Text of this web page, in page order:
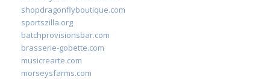
shopdragonflyboutique.com
sportszilla.org
batchprovisionsbar.com
brasserie-gobette.com
musicrearte.com
morseysfarms.com